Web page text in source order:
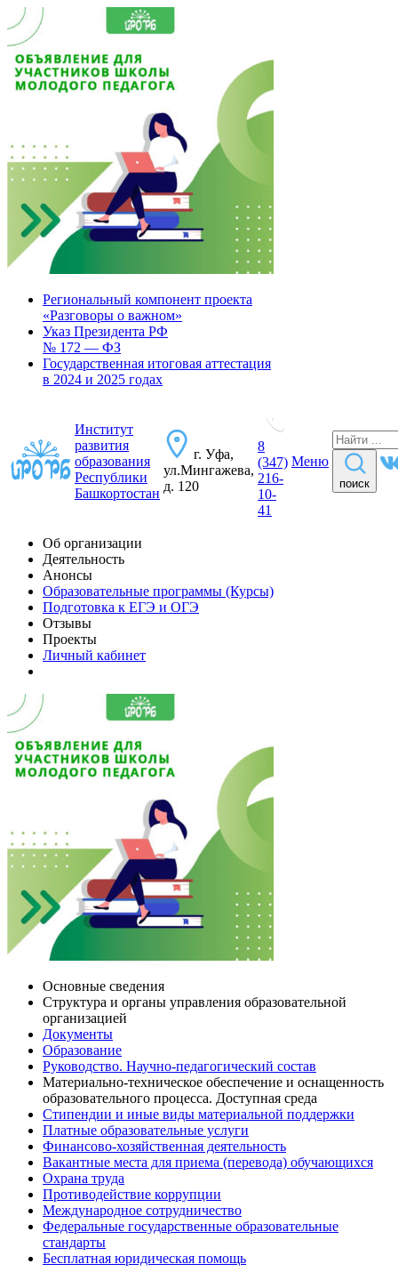
Региональный компонент проекта
«Разговоры о важном»
Указ Президента РФ
№ 172 — ФЗ
Государственная итоговая аттестация
в 2024 и 2025 годах
Институт
развития
образования
Республики
Башкортостан
г. Уфа,
ул.Мингажева,
д. 120
8
(347)
216-
10-
41
Меню
поиск
Об организации
Деятельность
Анонсы
Образовательные программы (Курсы)
Подготовка к ЕГЭ и ОГЭ
Отзывы
Проекты
Личный кабинет
Основные сведения
Структура и органы управления образовательной
организацией
Документы
Образование
Руководство. Научно-педагогический состав
Материально-техническое обеспечение и оснащенность
образовательного процесса. Доступная среда
Стипендии и иные виды материальной поддержки
Платные образовательные услуги
Финансово-хозяйственная деятельность
Вакантные места для приема (перевода) обучающихся
Охрана труда
Противодействие коррупции
Международное сотрудничество
Федеральные государственные образовательные
стандарты
Бесплатная юридическая помощь